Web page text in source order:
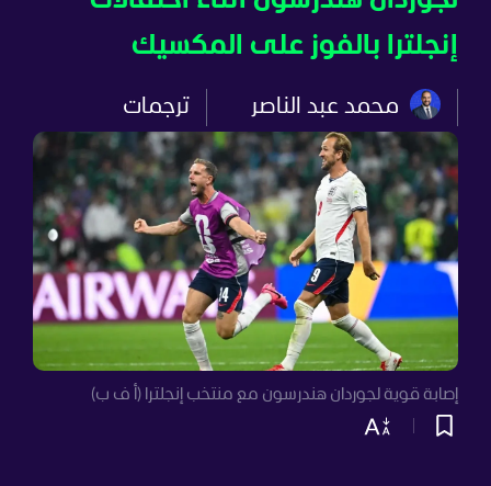
إنجلترا بالفوز على المكسيك
محمد عبد الناصر ترجمات
إصابة قوية لجوردان هندرسون مع منتخب إنجلترا (أ ف ب)